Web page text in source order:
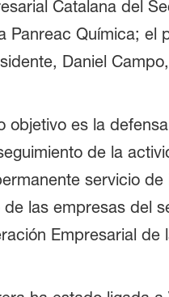
Catalana del
Química; el
Daniel
es la
de la
servicio
las empresas del
Empresarial